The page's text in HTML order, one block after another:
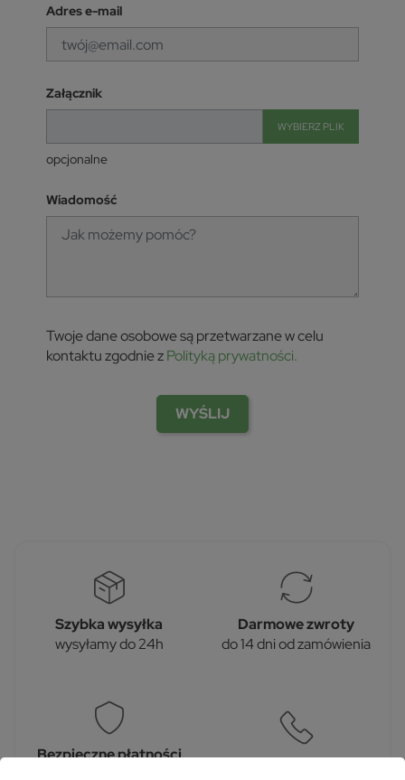
Adres e-mail
Załącznik
WYBIERZ PLIK
opcjonalne
Wiadomość
Twoje dane osobowe są przetwarzane w celu
kontaktu zgodnie zPolityką prywatności.
Szybka wysyłka
wysyłamy do 24h
Darmowe zwroty
do 14 dni od zamówienia
Bezpieczne płatności